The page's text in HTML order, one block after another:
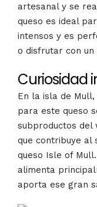
artesanal y se
queso es ideal
intensos y es
o disfrutar con un
Curiosidad
En la isla de
para este queso
subproductos del
que contribuye al
queso Isle of
alimenta
aporta ese gran